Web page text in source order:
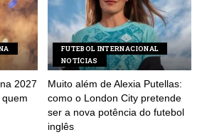
2027
FUTEBOL INTERNACIONAL
NOTÍCIAS
Muito além de Alexia Putellas:
como o London City pretende
ser a nova potência do futebol
inglês